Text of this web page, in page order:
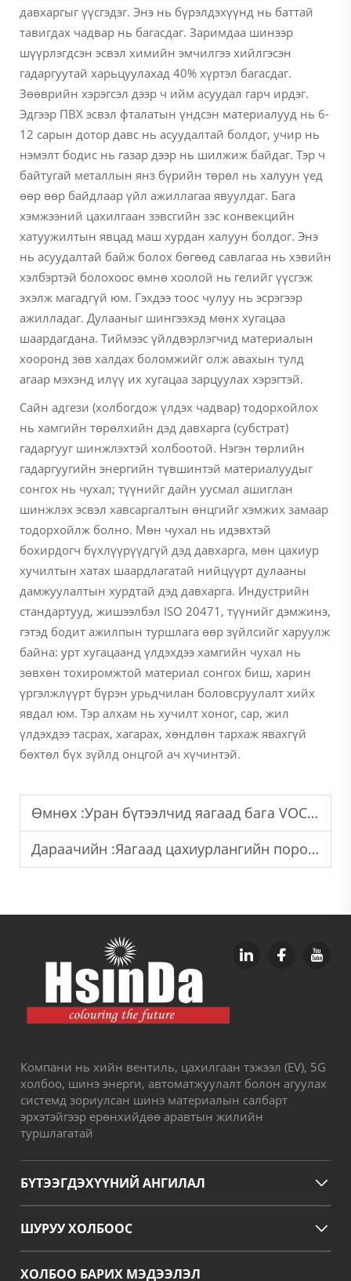
давхаргыг үүсгэдэг. Энэ нь бүрэлдэхүүнд нь баттай
тавигдах чадвар нь багасдаг. Заримдаа шинээр
шүүрлэгдсэн эсвэл химийн эмчилгээ хийлгэсэн
гадаргуутай харьцуулахад 40% хүртэл багасдаг.
Зөөврийн хэрэгсэл дээр ч ийм асуудал гарч ирдэг.
Эдгээр ПВХ эсвэл фталатын үндсэн материалууд нь 6-
12 сарын дотор давс нь асуудалтай болдог, учир нь
нэмэлт бодис нь газар дээр нь шилжиж байдаг. Тэр ч
байтугай металлын янз бүрийн төрөл нь халуун үед
өөр өөр байдлаар үйл ажиллагаа явуулдаг. Бага
хэмжээний цахилгаан зэвсгийн зэс конвекцийн
хатуужилтын явцад маш хурдан халуун болдог. Энэ
нь асуудалтай байж болох бөгөөд савлагаа нь хэвийн
хэлбэртэй болохоос өмнө хоолой нь гелийг үүсгэж
эхэлж магадгүй юм. Гэхдээ тоос чулуу нь эсрэгээр
ажилладаг. Дулааныг шингээхэд мөнх хугацаа
шаардагдана. Тиймээс үйлдвэрлэгчид материалын
хооронд зөв халдах боломжийг олж авахын тулд
агаар мэхэнд илүү их хугацаа зарцуулах хэрэгтэй.
Сайн адгези (холбогдож үлдэх чадвар) тодорхойлох
нь хамгийн төрөлхийн дэд давхарга (субстрат)
гадаргууг шинжлэхтэй холбоотой. Нэгэн төрлийн
гадаргуугийн энергийн түвшинтэй материалуудыг
сонгох нь чухал; түүнийг дайн уусмал ашиглан
шинжлэх эсвэл хавсаргалтын өнцгийг хэмжих замаар
тодорхойлж болно. Мөн чухал нь идэвхтэй
бохирдогч бүхлүүрүүдгүй дэд давхарга, мөн цахиур
хучилтын хатах шаардлагатай нийцүүрт дулааны
дамжуулалтын хурдтай дэд давхарга. Индустрийн
стандартууд, жишээлбэл ISO 20471, түүнийг дэмжинэ,
гэтэд бодит ажилпын туршлага өөр зүйлсийг харуулж
байна: урт хугацаанд үлдэхдээ хамгийн чухал нь
зөвхөн тохиромжтой материал сонгох биш, харин
үргэлжлүүрт бүрэн урьдчилан боловсруулалт хийх
явдал юм. Тэр алхам нь хучилт хоног, сар, жил
үлдэхдээ тасрах, хагарах, хөндлөн тархаж явахгүй
бөхтөл бүх зүйлд онцгой ач хүчинтэй.
Өмнөх :Уран бүтээлчид яагаад бага VOC-ийн үйлдвэрлэлд нүүрсдүүр бүрхүүр будгийг приоритеттэй тооцох ёстой
Дараачийн :Яагаад цахиурлангийн порош нь ногоон үйлдвэрлэлд зөрчилгүй үйлдвэрлэлд түүнд илүү тааламжит болж байна
Компани нь хийн вентиль, цахилгаан тэжээл (EV), 5G
холбоо, шинэ энерги, автоматжуулалт болон агуулах
системд зориулсан шинэ материалын салбарт
эрхэтэйгээр ерөнхийдөө аравтын жилийн
туршлагатай
БҮТЭЭГДЭХҮҮНИЙ АНГИЛАЛ
ШУРУУ ХОЛБООС
ХОЛБОО БАРИХ МЭДЭЭЛЭЛ